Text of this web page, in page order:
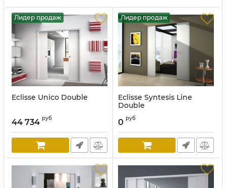
Лидер продаж
Eclisse Unico Double
44 734 руб
Лидер продаж
Eclisse Syntesis Line
Double
0 руб